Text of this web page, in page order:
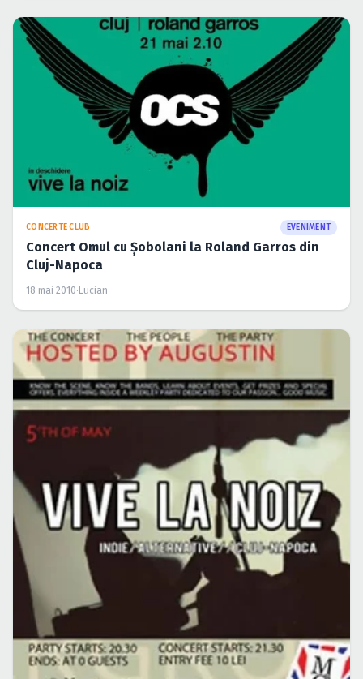
CONCERTE CLUB EVENIMENT
Concert Omul cu Şobolani la Roland Garros din
Cluj-Napoca
18 mai 2010· Lucian